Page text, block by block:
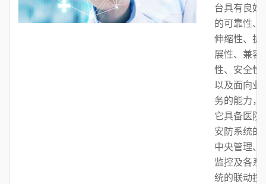
台具有良好
的可靠性、
伸缩性、扩
展性、兼容
性、安全性
以及面向业
务的能力，
它具备医院
安防系统的
中央管理、
监控及各系
统的联动控